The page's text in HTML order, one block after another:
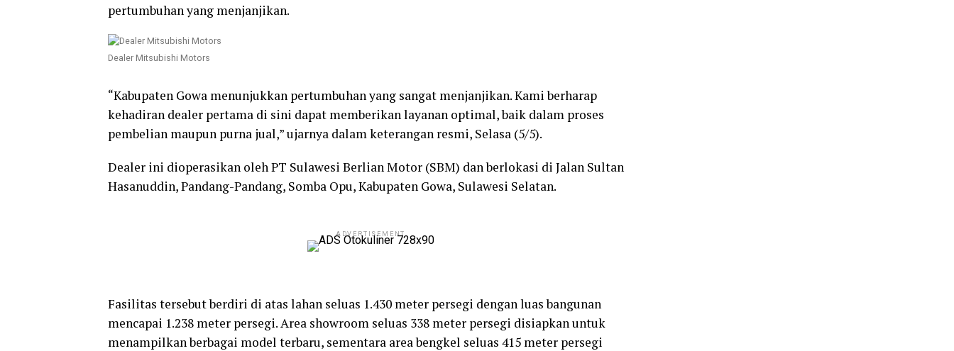
pertumbuhan yang menjanjikan.
Dealer Mitsubishi Motors
“Kabupaten Gowa menunjukkan pertumbuhan yang sangat menjanjikan. Kami berharap
kehadiran dealer pertama di sini dapat memberikan layanan optimal, baik dalam proses
pembelian maupun purna jual,” ujarnya dalam keterangan resmi, Selasa (5/5).
Dealer ini dioperasikan oleh PT Sulawesi Berlian Motor (SBM) dan berlokasi di Jalan Sultan
Hasanuddin, Pandang-Pandang, Somba Opu, Kabupaten Gowa, Sulawesi Selatan.
ADVERTISEMENT
Fasilitas tersebut berdiri di atas lahan seluas 1.430 meter persegi dengan luas bangunan
mencapai 1.238 meter persegi. Area showroom seluas 338 meter persegi disiapkan untuk
menampilkan berbagai model terbaru, sementara area bengkel seluas 415 meter persegi